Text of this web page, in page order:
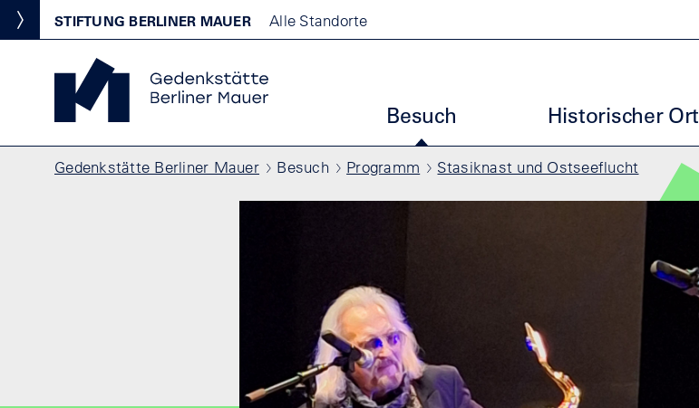
Direkt zum Inhalt
Standortmenu
Show locations
STIFTUNG BERLINER MAUER Alle Standorte
Gedenkstätte Berliner Mauer Startseite
Hauptmenu GBM
Besuch Historischer Ort
Pfadnavigation
Gedenkstätte Berliner Mauer Besuch Programm Stasiknast und Ostseeflucht